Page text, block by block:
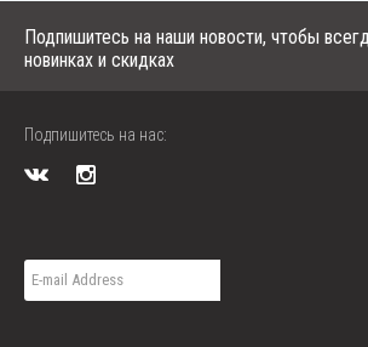
Подпишитесь на наши новости, чтобы
новинках и скидках
Подпишитесь на нас: